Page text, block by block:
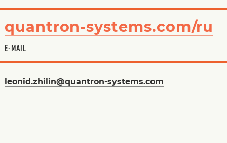
quantron-systems.com/ru
E-MAIL
leonid.zhilin@quantron-systems.com